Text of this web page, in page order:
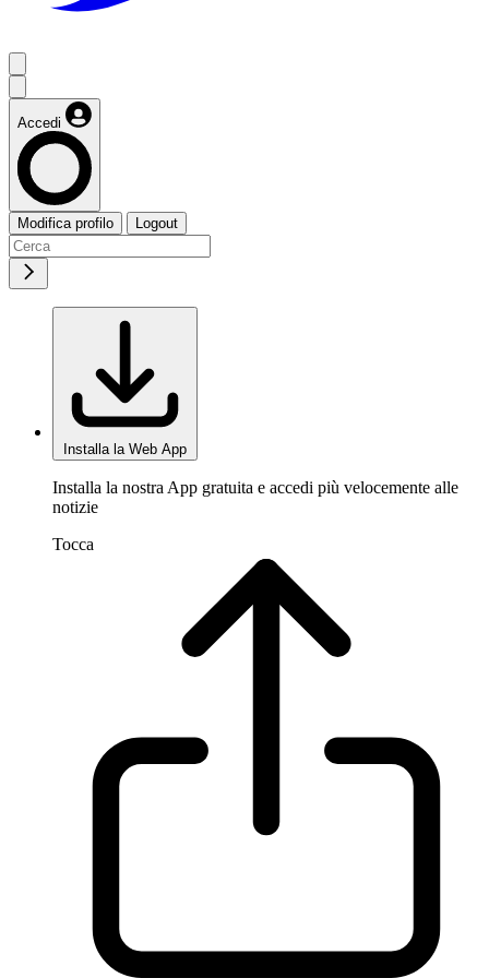
Accedi
Modifica profilo Logout
Installa la Web App
Installa la nostra App gratuita e accedi più velocemente alle
notizie
Tocca